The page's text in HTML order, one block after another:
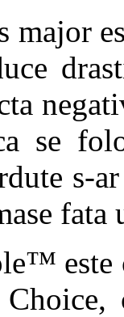
major
se
s-
fata
este